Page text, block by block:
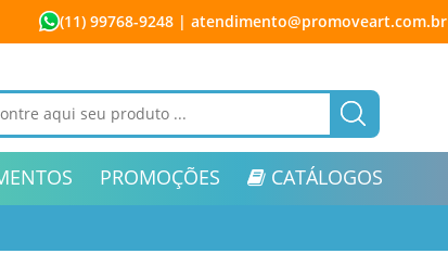
(11) 99768-9248 | atendimento@promoveart.com.br
PROMOÇÕES CATÁLOGOS